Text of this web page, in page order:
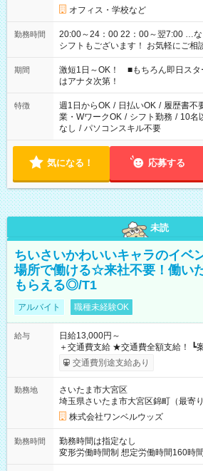
オフィス・学校など
勤務時間
20:00～24：00 22：00～翌7:00 …など1
シフトもございます！ お気軽にご相
期間
激短1日～OK！ ■もちろん即日ス
はアナタ次第！
特徴 週1日からOK / 日払いOK / 履歴書不
業・WワークOK / シフト勤務 / 10名
なし / パソコンスキル不要
気になる！ 応募する
未読
ちいさいかわいいキャラのイベ
場所で働ける☆来社不要！働い
もらえる◎/T1
アルバイト 職種未経験OK
給与
日給13,000円～
＋交通費支給 ★交通費全額支給！ ┗案件により規定あり ★日払
いOK！（規定あり） ┗働いたその日
ンビニATMから 日払い分を引き落とせます！ 【
交通費別途支給あり
勤務地
さいたま市大宮区
埼玉県さいたま市大宮区錦町（最寄
株式会社ワンベルウッズ
勤務時間
勤務時間は指定なし
変形労働時間制 想定労働時間160時間/月 【シフト例】 ・
～21：00